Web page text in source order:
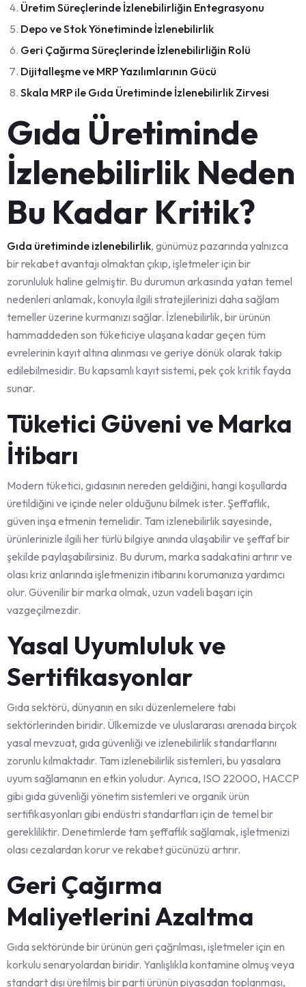
Üretim Süreçlerinde İzlenebilirliğin Entegrasyonu
Depo ve Stok Yönetiminde İzlenebilirlik
Geri Çağırma Süreçlerinde İzlenebilirliğin Rolü
Dijitalleşme ve MRP Yazılımlarının Gücü
Skala MRP ile Gıda Üretiminde İzlenebilirlik Zirvesi
Gıda Üretiminde
İzlenebilirlik Neden
Bu Kadar Kritik?
Gıda üretiminde izlenebilirlik, günümüz pazarında yalnızca
bir rekabet avantajı olmaktan çıkıp, işletmeler için bir
zorunluluk haline gelmiştir. Bu durumun arkasında yatan temel
nedenleri anlamak, konuyla ilgili stratejilerinizi daha sağlam
temeller üzerine kurmanızı sağlar. İzlenebilirlik, bir ürünün
hammaddeden son tüketiciye ulaşana kadar geçen tüm
evrelerinin kayıt altına alınması ve geriye dönük olarak takip
edilebilmesidir. Bu kapsamlı kayıt sistemi, pek çok kritik fayda
sunar.
Tüketici Güveni ve Marka
İtibarı
Modern tüketici, gıdasının nereden geldiğini, hangi koşullarda
üretildiğini ve içinde neler olduğunu bilmek ister. Şeffaflık,
güven inşa etmenin temelidir. Tam izlenebilirlik sayesinde,
ürünlerinizle ilgili her türlü bilgiye anında ulaşabilir ve şeffaf bir
şekilde paylaşabilirsiniz. Bu durum, marka sadakatini artırır ve
olası kriz anlarında işletmenizin itibarını korumanıza yardımcı
olur. Güvenilir bir marka olmak, uzun vadeli başarı için
vazgeçilmezdir.
Yasal Uyumluluk ve
Sertifikasyonlar
Gıda sektörü, dünyanın en sıkı düzenlemelere tabi
sektörlerinden biridir. Ülkemizde ve uluslararası arenada birçok
yasal mevzuat, gıda güvenliği ve izlenebilirlik standartlarını
zorunlu kılmaktadır. Tam izlenebilirlik sistemleri, bu yasalara
uyum sağlamanın en etkin yoludur. Ayrıca, ISO 22000, HACCP
gibi gıda güvenliği yönetim sistemleri ve organik ürün
sertifikasyonları gibi endüstri standartları için de temel bir
gerekliliktir. Denetimlerde tam şeffaflık sağlamak, işletmenizi
olası cezalardan korur ve rekabet gücünüzü artırır.
Geri Çağırma
Maliyetlerini Azaltma
Gıda sektöründe bir ürünün geri çağrılması, işletmeler için en
korkulu senaryolardan biridir. Yanlışlıkla kontamine olmuş veya
standart dışı üretilmiş bir parti ürünün piyasadan toplanması,